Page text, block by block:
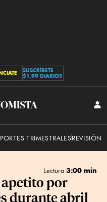
SUSCRÍBETE
$1.99 DIARIOS
TRIMESTRALESREVISIÓN
Lectura 3:00 min
por
durante abril